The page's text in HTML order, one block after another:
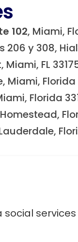
102, Miami,
206 y 308,
Miami, FL
Miami, Florida
Florida